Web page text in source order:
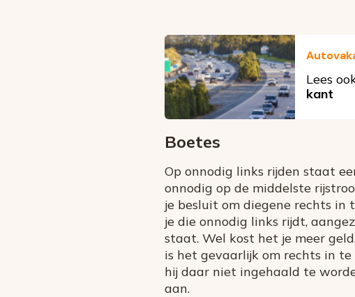
Lees
kant
Boetes
Op onnodig links rijden staat
onnodig op de middelste
je besluit om diegene rechts in
je die onnodig links rijdt,
staat. Wel kost het je meer
is het gevaarlijk om rechts in
hij daar niet ingehaald te
aan.